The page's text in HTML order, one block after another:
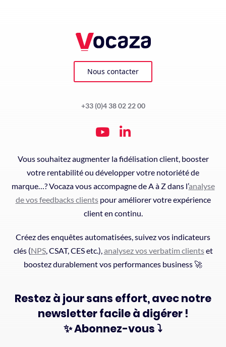
Nous contacter
+33 (0)4 38 02 22 00
Vous souhaitez augmenter la fidélisation client, booster
votre rentabilité ou développer votre notoriété de
marque…? Vocaza vous accompagne de A à Z dans l’analyse
de vos feedbacks clientspour améliorer votre expérience
client en continu.
Créez des enquêtes automatisées, suivez vos indicateurs
clés (NPS, CSAT, CES etc.),analysez vos verbatim clientset
boostez durablement vos performances business 🚀
Restez à jour sans effort, avec notre
newsletter facile à digérer !
✨ Abonnez-vous ⤵️